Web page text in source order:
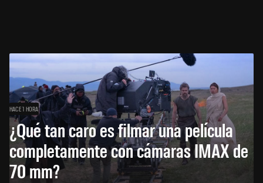
HACE 1 HORA
¿Qué tan caro es filmar una película
completamente con cámaras IMAX de
70 mm?